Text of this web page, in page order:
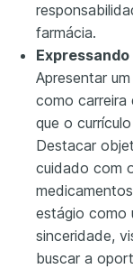
farmácia.
Apresentar
como carreira
que o
Destacar
cuidado com
estágio como
sinceridade,
buscar a